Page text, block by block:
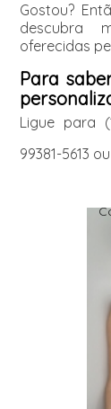
Gostou?
descubra
oferecidas
Para
Ligue para
99381-5613 ou